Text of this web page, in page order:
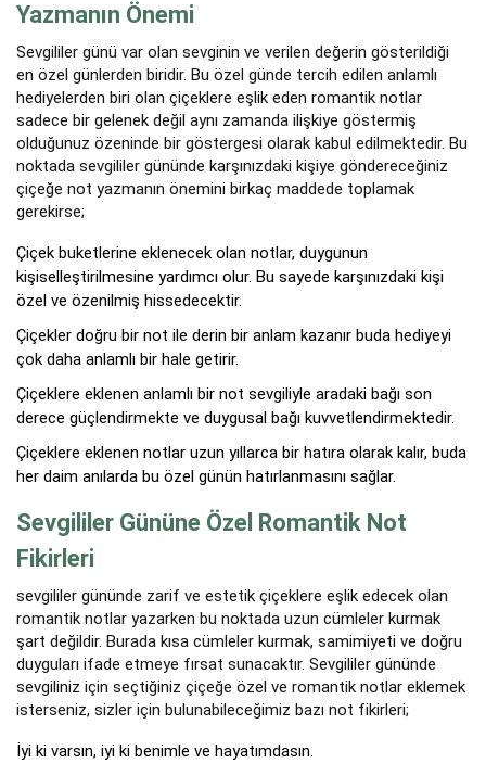
Yazmanın Önemi
Sevgililer günü var olan sevginin ve verilen değerin gösterildiği
en özel günlerden biridir. Bu özel günde tercih edilen anlamlı
hediyelerden biri olan çiçeklere eşlik eden romantik notlar
sadece bir gelenek değil aynı zamanda ilişkiye göstermiş
olduğunuz özeninde bir göstergesi olarak kabul edilmektedir. Bu
noktada sevgililer gününde karşınızdaki kişiye göndereceğiniz
çiçeğe not yazmanın önemini birkaç maddede toplamak
gerekirse;
Çiçek buketlerine eklenecek olan notlar, duygunun
kişiselleştirilmesine yardımcı olur. Bu sayede karşınızdaki kişi
özel ve özenilmiş hissedecektir.
Çiçekler doğru bir not ile derin bir anlam kazanır buda hediyeyi
çok daha anlamlı bir hale getirir.
Çiçeklere eklenen anlamlı bir not sevgiliyle aradaki bağı son
derece güçlendirmekte ve duygusal bağı kuvvetlendirmektedir.
Çiçeklere eklenen notlar uzun yıllarca bir hatıra olarak kalır, buda
her daim anılarda bu özel günün hatırlanmasını sağlar.
Sevgililer Gününe Özel Romantik Not
Fikirleri
sevgililer gününde zarif ve estetik çiçeklere eşlik edecek olan
romantik notlar yazarken bu noktada uzun cümleler kurmak
şart değildir. Burada kısa cümleler kurmak, samimiyeti ve doğru
duyguları ifade etmeye fırsat sunacaktır. Sevgililer gününde
sevgiliniz için seçtiğiniz çiçeğe özel ve romantik notlar eklemek
isterseniz, sizler için bulunabileceğimiz bazı not fikirleri;
İyi ki varsın, iyi ki benimle ve hayatımdasın.